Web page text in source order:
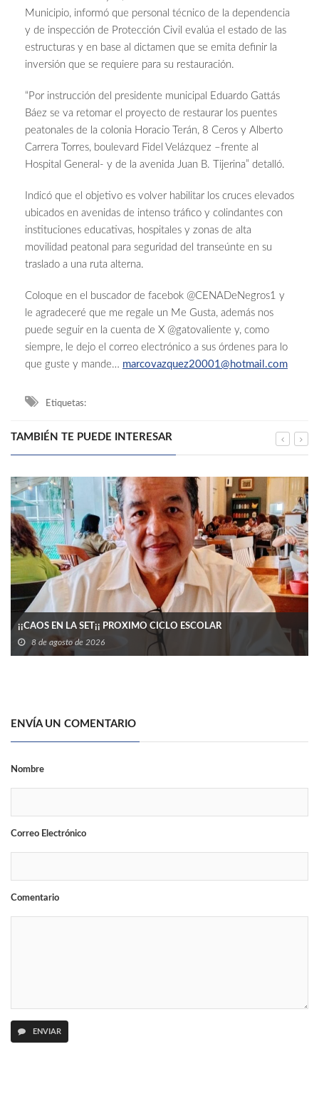
Municipio, informó que personal técnico de la dependencia
y de inspección de Protección Civil evalúa el estado de las
estructuras y en base al dictamen que se emita definir la
inversión que se requiere para su restauración.
“Por instrucción del presidente municipal Eduardo Gattás
Báez se va retomar el proyecto de restaurar los puentes
peatonales de la colonia Horacio Terán, 8 Ceros y Alberto
Carrera Torres, boulevard Fidel Velázquez –frente al
Hospital General- y de la avenida Juan B. Tijerina” detalló.
Indicó que el objetivo es volver habilitar los cruces elevados
ubicados en avenidas de intenso tráfico y colindantes con
instituciones educativas, hospitales y zonas de alta
movilidad peatonal para seguridad del transeúnte en su
traslado a una ruta alterna.
Coloque en el buscador de facebok @CENADeNegros1 y
le agradeceré que me regale un Me Gusta, además nos
puede seguir en la cuenta de X @gatovaliente y, como
siempre, le dejo el correo electrónico a sus órdenes para lo
que guste y mande… marcovazquez20001@hotmail.com
Etiquetas:
TAMBIÉN TE PUEDE INTERESAR
¡¡CAOS EN LA SET¡¡ PROXIMO CICLO ESCOLAR
8 de agosto de 2026
ENVÍA UN COMENTARIO
Nombre
Correo Electrónico
Comentario
ENVIAR